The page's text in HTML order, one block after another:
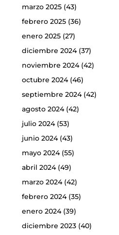
marzo 2025(43)
febrero 2025(36)
enero 2025(27)
diciembre 2024(37)
noviembre 2024(42)
octubre 2024(46)
septiembre 2024(42)
agosto 2024(42)
julio 2024(53)
junio 2024(43)
mayo 2024(55)
abril 2024(49)
marzo 2024(42)
febrero 2024(35)
enero 2024(39)
diciembre 2023(40)